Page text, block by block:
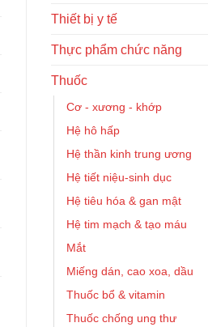
Thiết bị y tế
Thực phẩm chức năng
Thuốc
Cơ - xương - khớp
Hệ hô hấp
Hệ thần kinh trung ương
Hệ tiết niệu-sinh dục
Hệ tiêu hóa & gan mật
Hệ tim mạch & tạo máu
Mắt
Miếng dán, cao xoa, dầu
Thuốc bổ & vitamin
Thuốc chống ung thư